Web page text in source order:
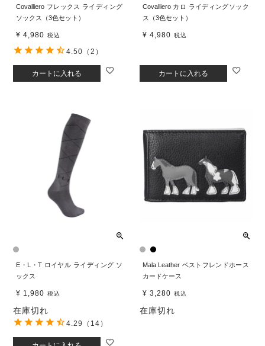
Covalliero フレックス ライディング
ソックス（3色セット）
¥ 4,980 税込
カートに入れる
4.50 （2）
Covalliero カロ ライディングソック
ス（3色セット）
¥ 4,980 税込
カートに入れる
E・L・T ロイヤル ライディング ソ
ックス
¥ 1,980 税込
在庫切れ
4.29 （14）
Mala Leather ベストフレンドホース
カードケース
¥ 3,280 税込
在庫切れ